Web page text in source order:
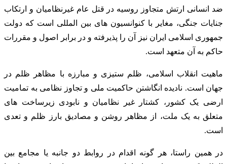
ضد انسانی ارتش متجاوز روسیه در قتل عام غیرنظامیان و ارتکاب
جنایات جنگی، مغایر با کنوانسیون های بین المللی است که دولت
جمهوری اسلامی ایران نیز آن را پذیرفته و در برابر اصول و مقررات
حاکم به آن متعهد است.
ماهیت انقلاب اسلامی، ظلم ستیزی و مبارزه با مظاهر ظلم در
جهان است. نادیده انگاشتن حاکمیت ملی و تجاوز نظامی به تمامیت
ارضی یک کشور، کشتار غیر نظامیان و نابودی زیرساخت های
متعلق به یک ملت، از مظاهر روشن و مصادیق بارز ظلم و تعدی
است.
در همین راستا، هر گونه اقدام در روابط دو جانبه یا مجامع بین